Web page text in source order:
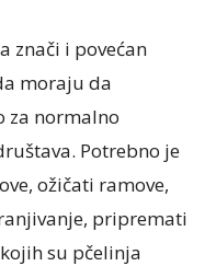
znači i povećan
moraju da
za normalno
Potrebno je
ožičati ramove,
pripremati
su pčelinja